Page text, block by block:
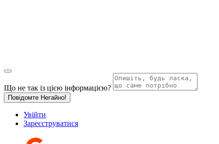
Що не так із цією інформацією?
Повідомте Негайно!
Увійти
Зареєструватися